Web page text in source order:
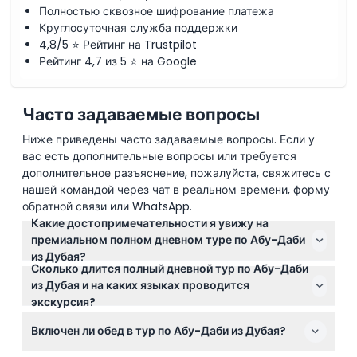
Полностью сквозное шифрование платежа
Круглосуточная служба поддержки
4,8/5 ⭐ Рейтинг на Trustpilot
Рейтинг 4,7 из 5 ⭐ на Google
Часто задаваемые вопросы
Ниже приведены часто задаваемые вопросы. Если у
вас есть дополнительные вопросы или требуется
дополнительное разъяснение, пожалуйста, свяжитесь с
нашей командой через чат в реальном времени, форму
обратной связи или WhatsApp.
Какие достопримечательности я увижу на
премиальном полном дневном туре по Абу-Даби
из Дубая?
Вы посетите знаковые места, включая Большую
мечеть шейха Зайда, Корнише Абу-Даби,
смотровую площадку Башен Этихад и дворец Каср
города и его впечатляющей архитектурой.
Сколько длится полный дневной тур по Абу-Даби
из Дубая и на каких языках проводится
экскурсия?
комментариями на английском, немецком,
Включен ли обед в тур по Абу-Даби из Дубая?